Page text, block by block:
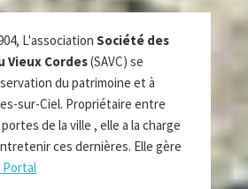
L'associationSociété des
Vieux Cordes(SAVC) se
du patrimoine et à
sur-Ciel. Propriétaire entre
de la ville , elle a la charge
ces dernières. Elle gère
Portal